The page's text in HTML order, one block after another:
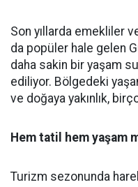
Son yıllarda emekliler
da popüler hale gelen
daha sakin bir yaşam
ediliyor. Bölgedeki
ve doğaya yakınlık,
Hem tatil hem yaşam
Turizm sezonunda